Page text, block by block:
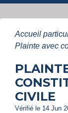
Accueil
Plainte avec
CIVILE
Vérifié le 14 Jun